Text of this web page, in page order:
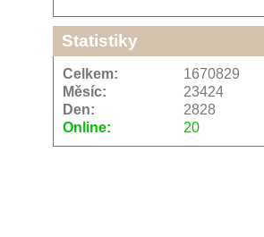
Statistiky
Online: 20
Celkem:
1670829
Měsíc:
23424
Den:
2828